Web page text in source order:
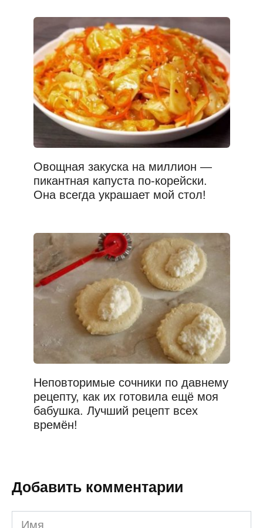
Овощная закуска на миллион —
пикантная капуста по-корейски.
Она всегда украшает мой стол!
Неповторимые сочники по давнему
рецепту, как их готовила ещё моя
бабушка. Лучший рецепт всех
времён!
Добавить комментарии
Имя